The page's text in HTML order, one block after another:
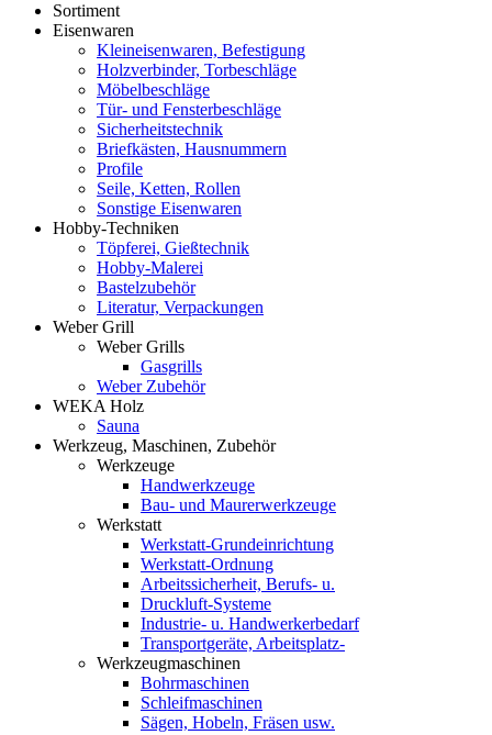
Sortiment
Eisenwaren
Kleineisenwaren, Befestigung
Holzverbinder, Torbeschläge
Möbelbeschläge
Tür- und Fensterbeschläge
Sicherheitstechnik
Briefkästen, Hausnummern
Profile
Seile, Ketten, Rollen
Sonstige Eisenwaren
Hobby-Techniken
Töpferei, Gießtechnik
Hobby-Malerei
Bastelzubehör
Literatur, Verpackungen
Weber Grill
Weber Grills
Gasgrills
Weber Zubehör
WEKA Holz
Sauna
Werkzeug, Maschinen, Zubehör
Werkzeuge
Handwerkzeuge
Bau- und Maurerwerkzeuge
Werkstatt
Werkstatt-Grundeinrichtung
Werkstatt-Ordnung
Arbeitssicherheit, Berufs- u.
Druckluft-Systeme
Industrie- u. Handwerkerbedarf
Transportgeräte, Arbeitsplatz-
Werkzeugmaschinen
Bohrmaschinen
Schleifmaschinen
Sägen, Hobeln, Fräsen usw.